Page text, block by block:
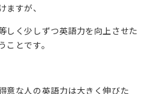
すが、
しく少しずつ英語力を向上させた
とです。
意な人の英語力は大きく伸びた